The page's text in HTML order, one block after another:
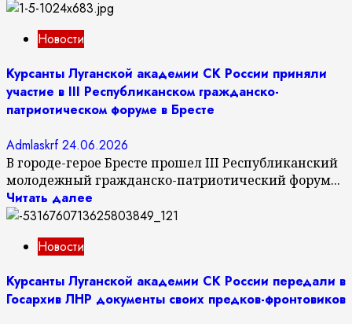
Новости
Курсанты Луганской академии СК России приняли
участие в III Республиканском гражданско-
патриотическом форуме в Бресте
Admlaskrf24.06.2026
В городе-герое Бресте прошел III Республиканский
молодежный гражданско-патриотический форум...
Читать далее
Новости
Курсанты Луганской академии СК России передали в
Госархив ЛНР документы своих предков-фронтовиков